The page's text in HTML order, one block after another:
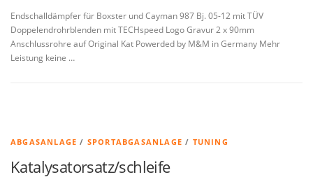
Endschalldämpfer für Boxster und Cayman 987 Bj. 05-12 mit TÜV
Doppelendrohrblenden mit TECHspeed Logo Gravur 2 x 90mm
Anschlussrohre auf Original Kat Powerded by M&M in Germany Mehr
Leistung keine …
ABGASANLAGE / SPORTABGASANLAGE / TUNING
Katalysatorsatz/schleife